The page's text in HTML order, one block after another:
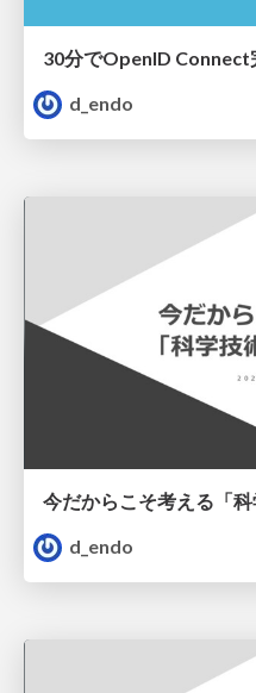
d_endo
今だからこそ考える「科
d_endo